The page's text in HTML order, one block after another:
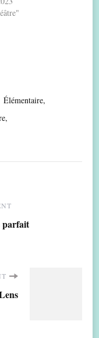
Élémentaire
parfait